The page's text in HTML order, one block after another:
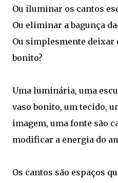
Ou iluminar os cantos
Ou eliminar a bagunça
Ou simplesmente deixar
bonito?
Uma luminária, uma
vaso bonito, um tecido,
imagem, uma fonte são
modificar a energia do
Os cantos são espaços